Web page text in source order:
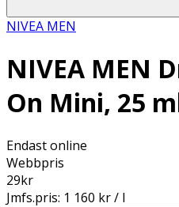
NIVEA MEN
NIVEA MEN
On Mini, 25
Endast online
Webbpris
29kr
Jmfs.pris: 1 160 kr / l